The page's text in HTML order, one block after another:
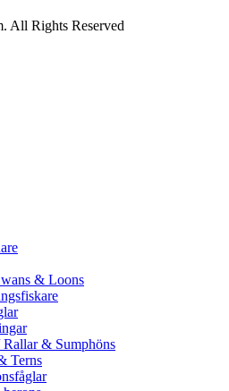
All Rights Reserved
& Loons
& Sumphöns
Terns